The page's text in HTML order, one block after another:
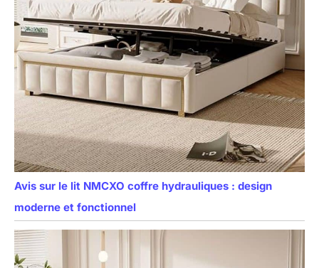
Avis sur le lit NMCXO coffre hydrauliques : design
moderne et fonctionnel